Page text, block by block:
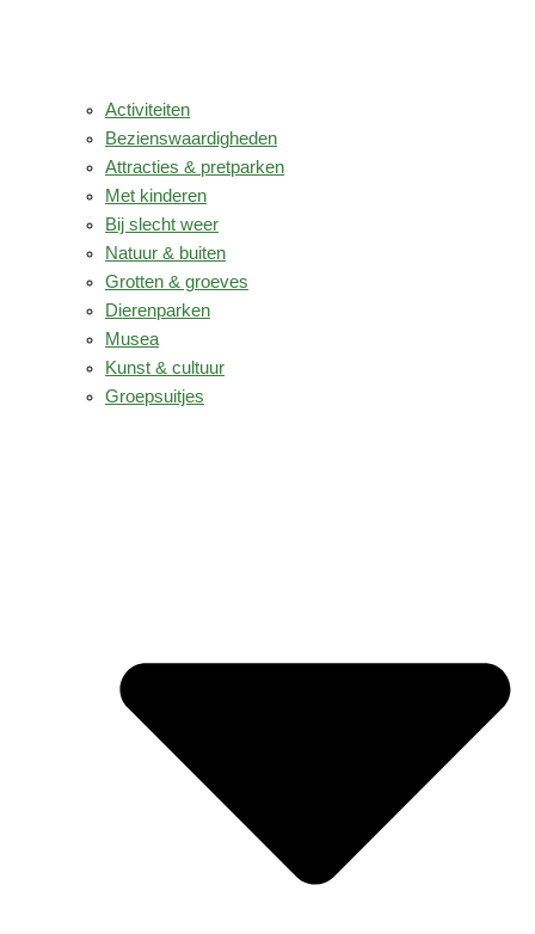
Activiteiten
Bezienswaardigheden
Attracties & pretparken
Met kinderen
Bij slecht weer
Natuur & buiten
Grotten & groeves
Dierenparken
Musea
Kunst & cultuur
Groepsuitjes